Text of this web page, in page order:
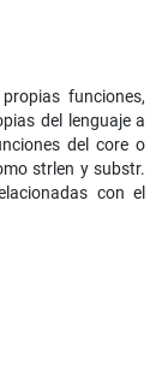
funciones,
del lenguaje a
del core o
strlen y substr.
con el